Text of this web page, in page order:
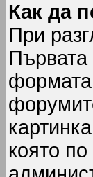
Как да
При
Първата
формата
която